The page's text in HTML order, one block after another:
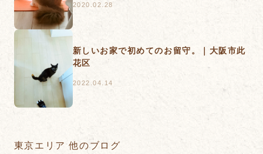
2020.02.28
新しいお家で初めてのお留守。｜大阪市此
花区
2022.04.14
東京エリア 他のブログ